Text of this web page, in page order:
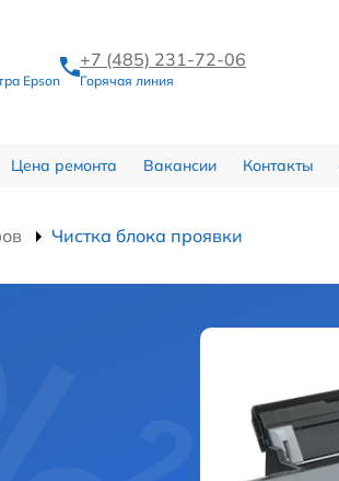
Epson
+7 (485) 231-72-06
Горячая линия
Цена ремонта Вакансии Контакты
Чистка блока проявки